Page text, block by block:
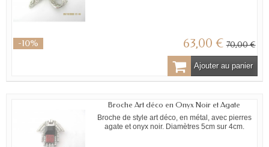
-10% 63,00 € 70,00 €
Ajouter au panier
Broche Art déco en Onyx Noir et Agate
Broche de style art déco, en métal, avec pierres
agate et onyx noir. Diamètres 5cm sur 4cm.